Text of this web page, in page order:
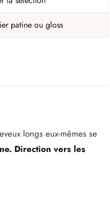
patine ou gloss
longs eux-mêmes se
Direction vers les